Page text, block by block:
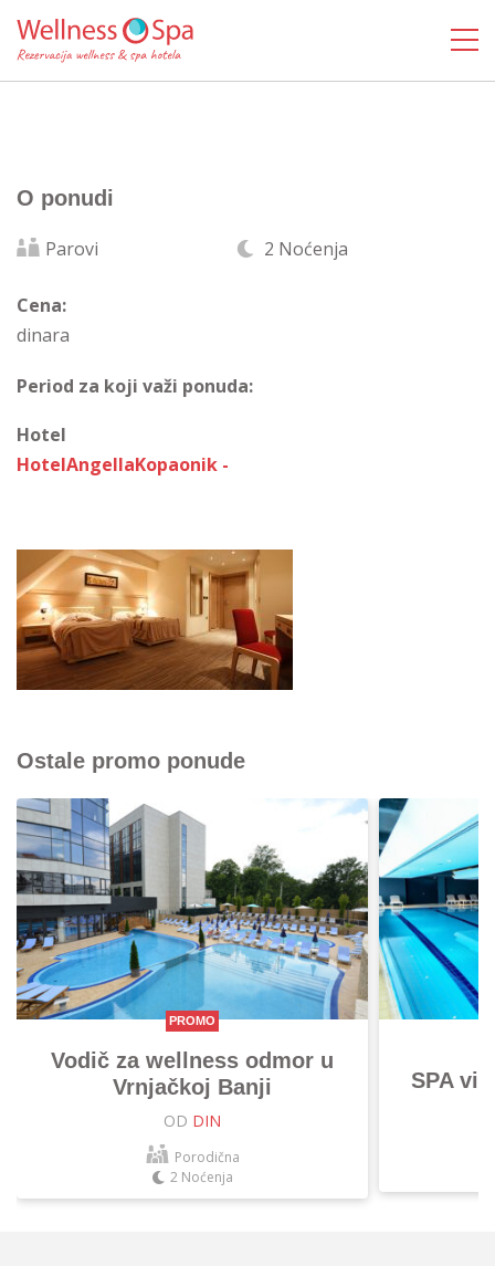
O ponudi
Parovi 2 Noćenja
Cena:
dinara
Period za koji važi ponuda:
Hotel
HotelAngellaKopaonik -
Ostale promo ponude
PROMO
Vodič za wellness odmor u
Vrnjačkoj Banji
OD DIN
Porodična
2 Noćenja
SPA